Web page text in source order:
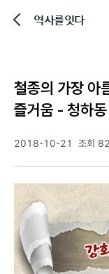
역사를잇다
철종의 가장 아
즐거움 - 청하
2018-10-21 조회